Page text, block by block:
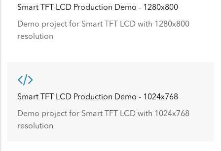
Smart TFT LCD Production Demo - 1280x800
Demo project for Smart TFT LCD with 1280x800
resolution
Smart TFT LCD Production Demo - 1024x768
Demo project for Smart TFT LCD with 1024x768
resolution